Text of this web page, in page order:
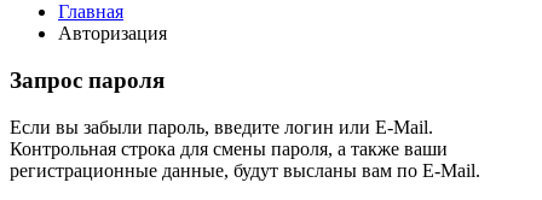
Главная
Авторизация
Запрос пароля
Если вы забыли пароль, введите логин или E-Mail.
Контрольная строка для смены пароля, а также ваши
регистрационные данные, будут высланы вам по E-Mail.